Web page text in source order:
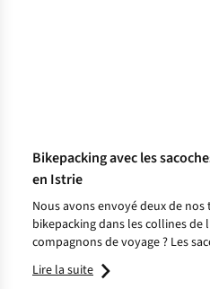
Bikepacking avec les
en Istrie
Nous avons envoyé deux de
bikepacking dans les collines de
compagnons de voyage ? Les
robustes, imperméables et
aventures.
Lire la suite